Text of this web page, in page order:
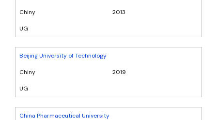
Chiny 2013
UG
Beijing University of Technology
Chiny 2019
UG
China Pharmaceutical University